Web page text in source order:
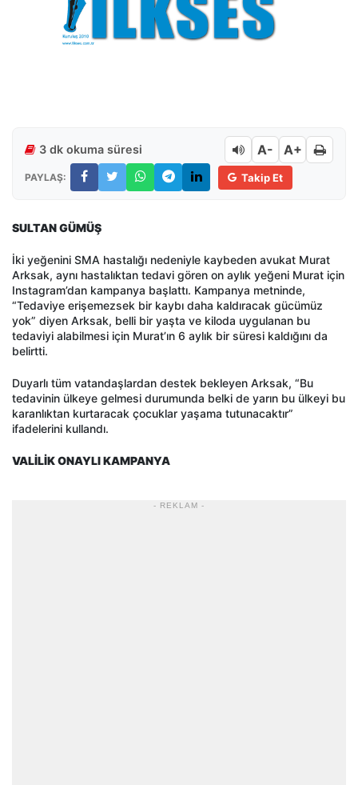
3 dk okuma süresi A- A+
PAYLAŞ: Takip Et
SULTAN GÜMÜŞ
İki yeğenini SMA hastalığı nedeniyle kaybeden avukat Murat
Arksak, aynı hastalıktan tedavi gören on aylık yeğeni Murat için
Instagram’dan kampanya başlattı. Kampanya metninde,
“Tedaviye erişemezsek bir kaybı daha kaldıracak gücümüz
yok” diyen Arksak, belli bir yaşta ve kiloda uygulanan bu
tedaviyi alabilmesi için Murat’ın 6 aylık bir süresi kaldığını da
belirtti.
Duyarlı tüm vatandaşlardan destek bekleyen Arksak, “Bu
tedavinin ülkeye gelmesi durumunda belki de yarın bu ülkeyi bu
karanlıktan kurtaracak çocuklar yaşama tutunacaktır”
ifadelerini kullandı.
VALİLİK ONAYLI KAMPANYA
- REKLAM -